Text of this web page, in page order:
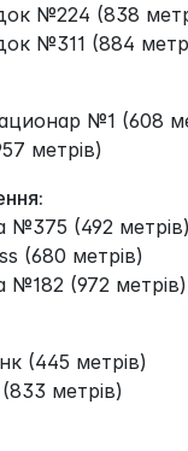
№224 (838
№311 (884
№1 (608
метрів)
(492 метрів)
(680 метрів)
(972 метрів)
(445 метрів)
метрів)